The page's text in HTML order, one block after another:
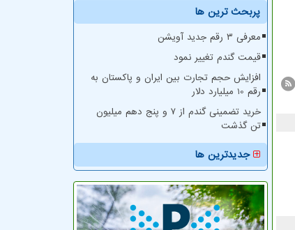
پربحث ترین ها
معرفی ۳ رقم جدید آویشن
قیمت گندم تغییر نمود
افزایش حجم تجارت بین ایران و پاکستان به
رقم 10 میلیارد دلار
خرید تضمینی گندم از ۷ و پنج دهم میلیون
تن گذشت
جدیدترین ها